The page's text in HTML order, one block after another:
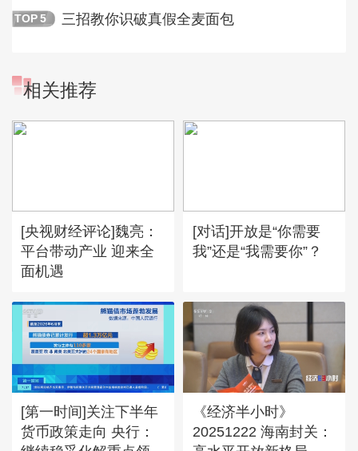
TOP 5 三招教你识破真假全麦面包
相关推荐
[央视财经评论]魏亮：
平台带动产业 迎来全
面机遇
[对话]开放是“你需要
我”还是“我需要你”？
[第一时间]关注下半年
货币政策走向 央行：
《经济半小时》
20251222 海南封关：